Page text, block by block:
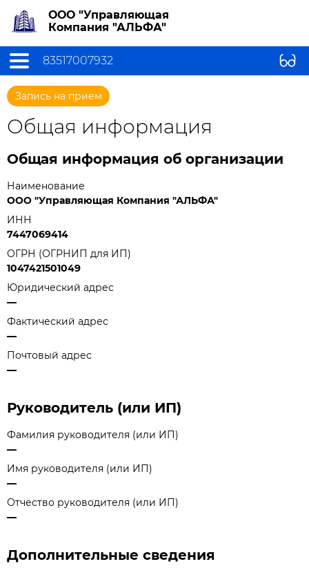
ООО "Управляющая
Компания "АЛЬФА"
83517007932
Запись на прием
Общая информация
Общая информация об организации
Наименование
ООО "Управляющая Компания "АЛЬФА"
ИНН
7447069414
ОГРН (ОГРНИП для ИП)
1047421501049
Юридический адрес
—
Фактический адрес
—
Почтовый адрес
—
Руководитель (или ИП)
Фамилия руководителя (или ИП)
—
Имя руководителя (или ИП)
—
Отчество руководителя (или ИП)
—
Дополнительные сведения